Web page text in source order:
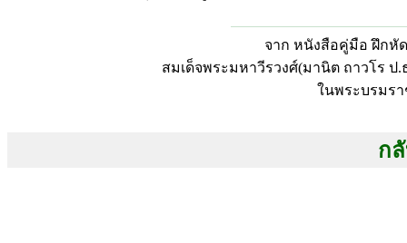
จาก หนังสือคู่มือ ฝึกหั
สมเด็จพระมหาวีรวงศ์(มานิต ถาวโร
ในพระบรมร
ก